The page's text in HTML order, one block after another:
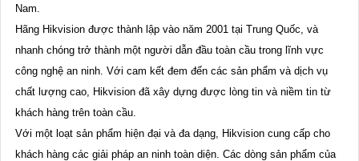
Nam.
Hãng Hikvision được thành lập vào năm 2001 tại Trung Quốc, và
nhanh chóng trở thành một người dẫn đầu toàn cầu trong lĩnh vực
công nghệ an ninh. Với cam kết đem đến các sản phẩm và dịch vụ
chất lượng cao, Hikvision đã xây dựng được lòng tin và niềm tin từ
khách hàng trên toàn cầu.
Với một loạt sản phẩm hiện đại và đa dạng, Hikvision cung cấp cho
khách hàng các giải pháp an ninh toàn diện. Các dòng sản phẩm của